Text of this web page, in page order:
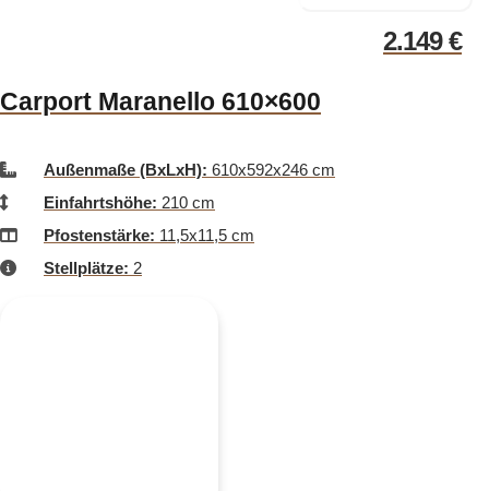
2.149€
Carport Maranello 610×600
Außenmaße (BxLxH): 610x592x246 cm
Einfahrtshöhe: 210 cm
Pfostenstärke: 11,5x11,5 cm
Stellplätze: 2